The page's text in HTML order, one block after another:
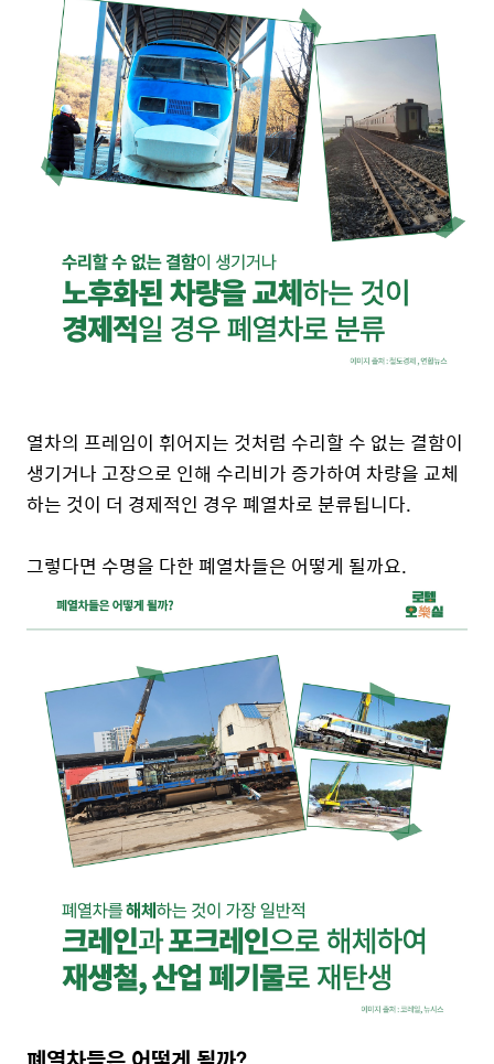
열차의 프레임이 휘어지는 것처럼 수리할 수 없는 결함이
생기거나 고장으로 인해 수리비가 증가하여 차량을 교체
하는 것이 더 경제적인 경우 폐열차로 분류됩니다.
그렇다면 수명을 다한 폐열차들은 어떻게 될까요.